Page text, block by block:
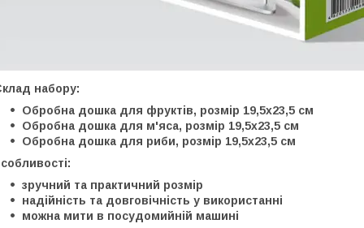
набору:
Обробна дошка для фруктів, розмір 19,5х23,5 см
Обробна дошка для м'яса, розмір 19,5х23,5 см
Обробна дошка для риби, розмір 19,5х23,5 см
зручний та практичний розмір
надійність та довговічність у використанні
можна мити в посудомийній машині